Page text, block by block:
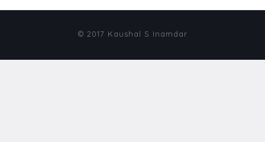
© 2017 Kaushal S Inamdar